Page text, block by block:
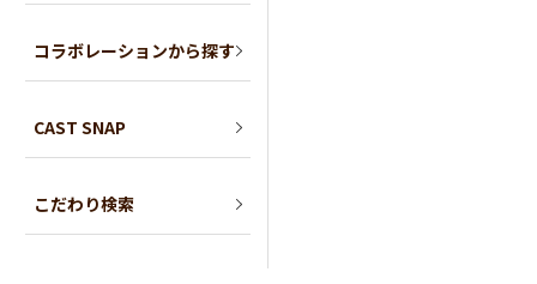
コラボレーションから探す
CAST SNAP
こだわり検索